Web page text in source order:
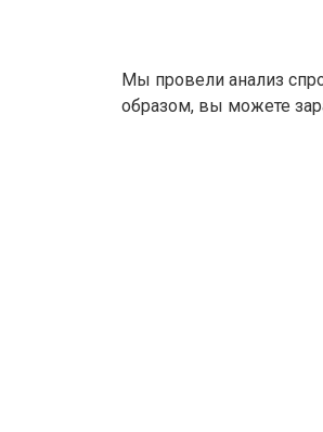
Мы провели анализ
образом, вы можете